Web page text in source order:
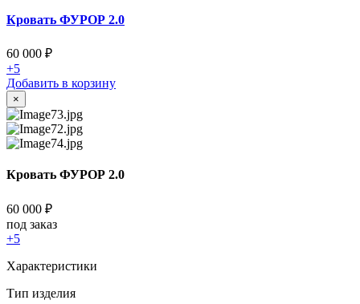
Кровать ФУРОР 2.0
60 000 ₽
+5
Добавить в корзину
×
Кровать ФУРОР 2.0
60 000 ₽
под заказ
+5
Характеристики
Тип изделия